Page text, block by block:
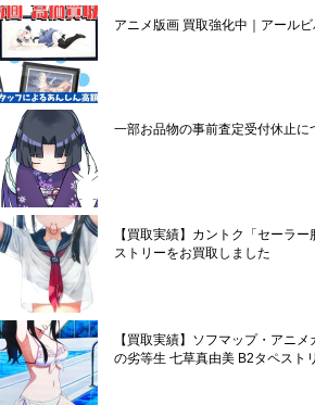
アニメ版画 買取強化中｜アール
一部お品物の事前査定受付休止に
【買取実績】カントク「セーラ
ストリーをお買取しました
【買取実績】ソフマップ・アニ
の劣等生 七草真由美 B2タペスト